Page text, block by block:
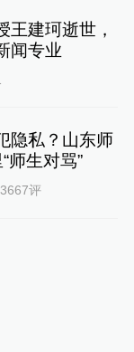
王建珂逝世，
闻专业
隐私？山东师
师生对骂”
3667评